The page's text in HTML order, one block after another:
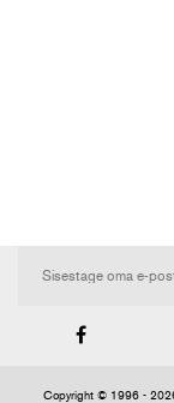
Copyright © 1996 -